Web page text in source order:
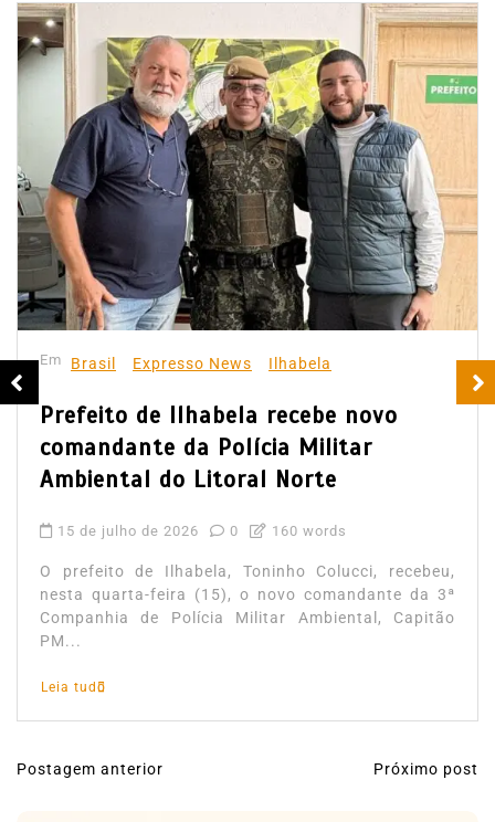
Em Brasil Expresso News Ilhabela
Prefeito de Ilhabela recebe novo
comandante da Polícia Militar
Ambiental do Litoral Norte
15 de julho de 2026 0 160 words
O prefeito de Ilhabela, Toninho Colucci, recebeu,
nesta quarta-feira (15), o novo comandante da 3ª
Companhia de Polícia Militar Ambiental, Capitão
PM...
Leia tudo
N
Postagem anterior Próximo post